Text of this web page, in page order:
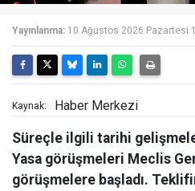
Yayınlanma: 10 Ağustos 2026 Pazartesi
Kaynak: Haber Merkezi
Süreçle ilgili tarihi
Yasa görüşmeleri Meclis
görüşmelere başladı.